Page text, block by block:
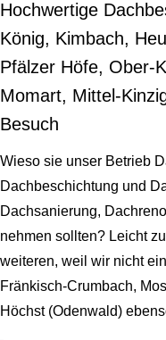
Hochwertige
König, Kimbach,
Pfälzer Höfe, Ober-
Momart, Mittel-
Besuch
Wieso sie unser Betrieb
Dachbeschichtung und
Dachsanierung,
nehmen sollten? Leicht
weiteren, weil wir nicht
Fränkisch-Crumbach,
Höchst (Odenwald)